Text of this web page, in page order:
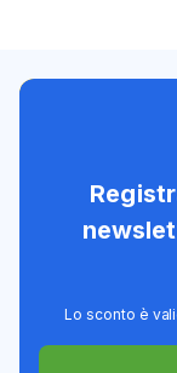
Lo sconto è